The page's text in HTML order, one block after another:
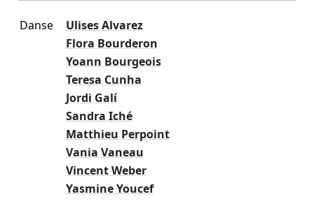
Danse
Ulises Alvarez
Flora Bourderon
Yoann Bourgeois
Teresa Cunha
Jordi Galí
Sandra Iché
Matthieu Perpoint
Vania Vaneau
Vincent Weber
Yasmine Youcef